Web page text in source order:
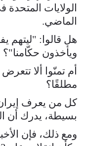
الولايات
الماضي.
هل قالوا: "ليتهم
ويأخذون حكّامنا"؟
أم تمنّوا ألا
مطلقًا؟
كل من يعرف إيران
بسيطة، يدرك أن
ومع ذلك، فإن